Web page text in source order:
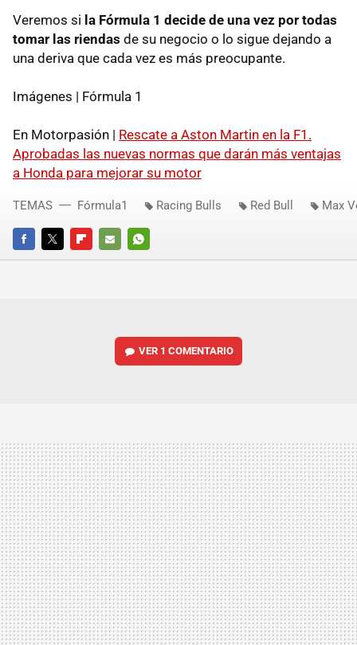
Veremos si la Fórmula 1 decide de una vez por todas
tomar las riendas de su negocio o lo sigue dejando a
una deriva que cada vez es más preocupante.
Imágenes | Fórmula 1
En Motorpasión | Rescate a Aston Martin en la F1.
Aprobadas las nuevas normas que darán más ventajas
a Honda para mejorar su motor
FACEBOOKTWITTERFLIPBOARD
E-
WHATSAPP
TEMAS Fórmula1 Racing Bulls Red Bull Max
VER 1 COMENTARIO